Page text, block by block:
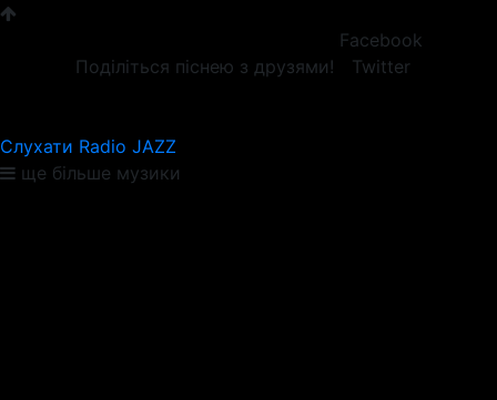
Поділіться піснею з друзями!
Facebook
Twitter
Слухати Radio JAZZ
ще більше музики